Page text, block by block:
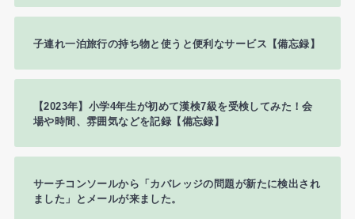
子連れ一泊旅行の持ち物と使うと便利なサービス【備忘録】
【2023年】小学4年生が初めて漢検7級を受検してみた！会
場や時間、雰囲気などを記録【備忘録】
サーチコンソールから「カバレッジの問題が新たに検出され
ました」とメールが来ました。